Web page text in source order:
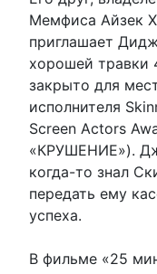
Мемфиса Айзек
приглашает
хорошей травки
закрыто для
исполнителя
Screen Actors
«КРУШЕНИЕ»).
когда-то знал
передать ему
успеха.
В фильме «25